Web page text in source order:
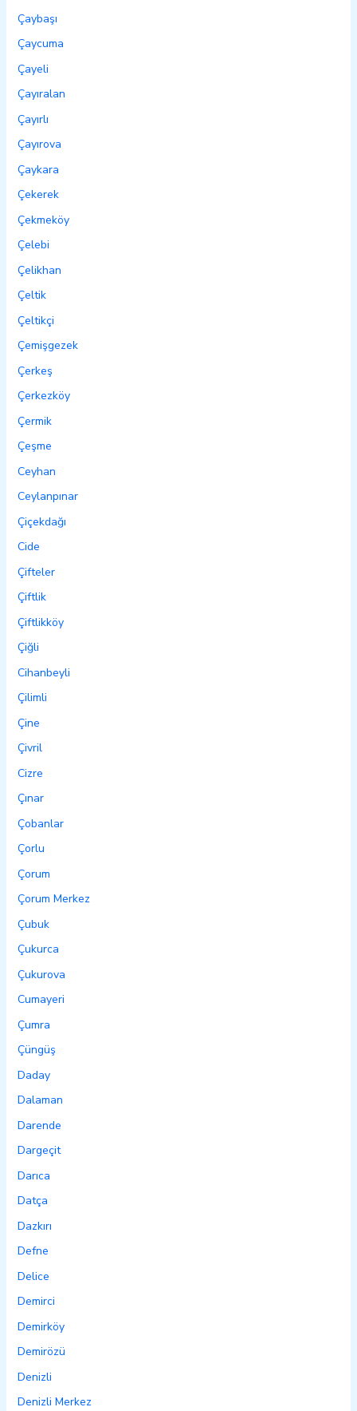
Çaybaşı
Çaycuma
Çayeli
Çayıralan
Çayırlı
Çayırova
Çaykara
Çekerek
Çekmeköy
Çelebi
Çelikhan
Çeltik
Çeltikçi
Çemişgezek
Çerkeş
Çerkezköy
Çermik
Çeşme
Ceyhan
Ceylanpınar
Çiçekdağı
Cide
Çifteler
Çiftlik
Çiftlikköy
Çiğli
Cihanbeyli
Çilimli
Çine
Çivril
Cizre
Çınar
Çobanlar
Çorlu
Çorum
Çorum Merkez
Çubuk
Çukurca
Çukurova
Cumayeri
Çumra
Çüngüş
Daday
Dalaman
Darende
Dargeçit
Darıca
Datça
Dazkırı
Defne
Delice
Demirci
Demirköy
Demirözü
Denizli
Denizli Merkez